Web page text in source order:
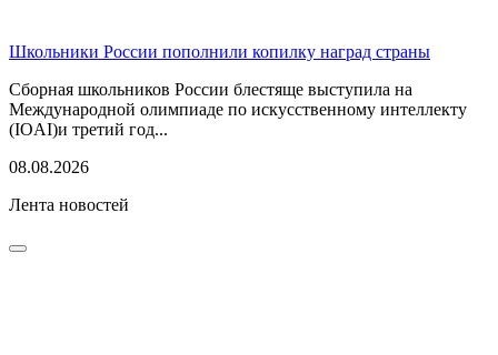
Школьники России пополнили копилку наград страны
Сборная школьников России блестяще выступила на
Международной олимпиаде по искусственному интеллекту
(IOAI)и третий год...
08.08.2026
Лента новостей